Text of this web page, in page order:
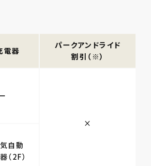
電器
パークアンドライド
割引（※）
×
自動
（2F）